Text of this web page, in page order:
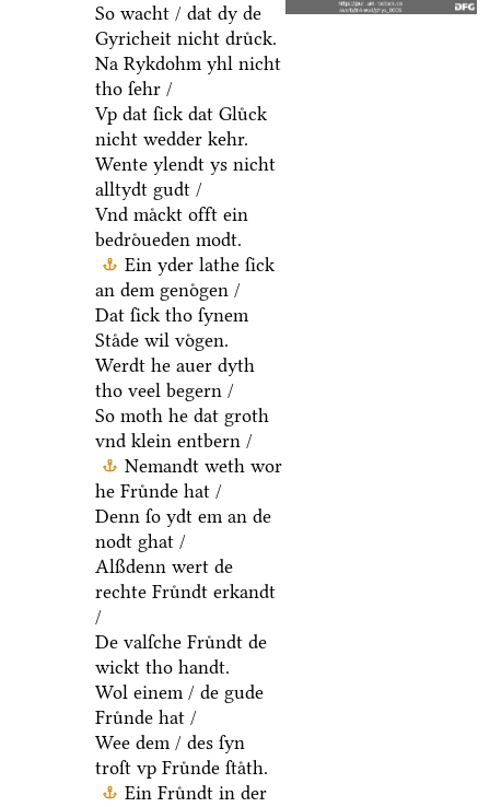
So wacht / dat dy de
Gyricheit nicht druͤck.
Na Rykdohm yhl nicht
tho ſehr /
Vp dat ſick dat Gluͤck
nicht wedder kehr.
Wente ylendt ys nicht
alltydt gudt /
Vnd maͤckt offt ein
bedroͤueden modt.
Ein yder lathe ſick
an dem genoͤgen /
Dat ſick tho ſynem
Staͤde wil voͤgen.
Werdt he auer dyth
tho veel begern /
So moth he dat groth
vnd klein entbern /
Nemandt weth wor
he Fruͤnde hat /
Denn ſo ydt em an de
nodt ghat /
Alßdenn wert de
rechte Fruͤndt erkandt
/
De valſche Fruͤndt de
wickt tho handt.
Wol einem / de gude
Fruͤnde hat /
Wee dem / des ſyn
troſt vp Fruͤnde ſtaͤth.
Ein Fruͤndt in der